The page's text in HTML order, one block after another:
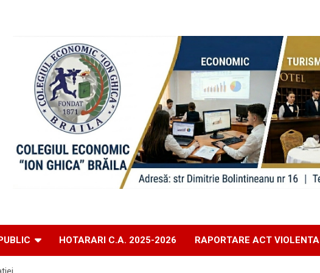
HOTARARI C.A. 2025-2026 RAPORTARE ACT VIOLENTA